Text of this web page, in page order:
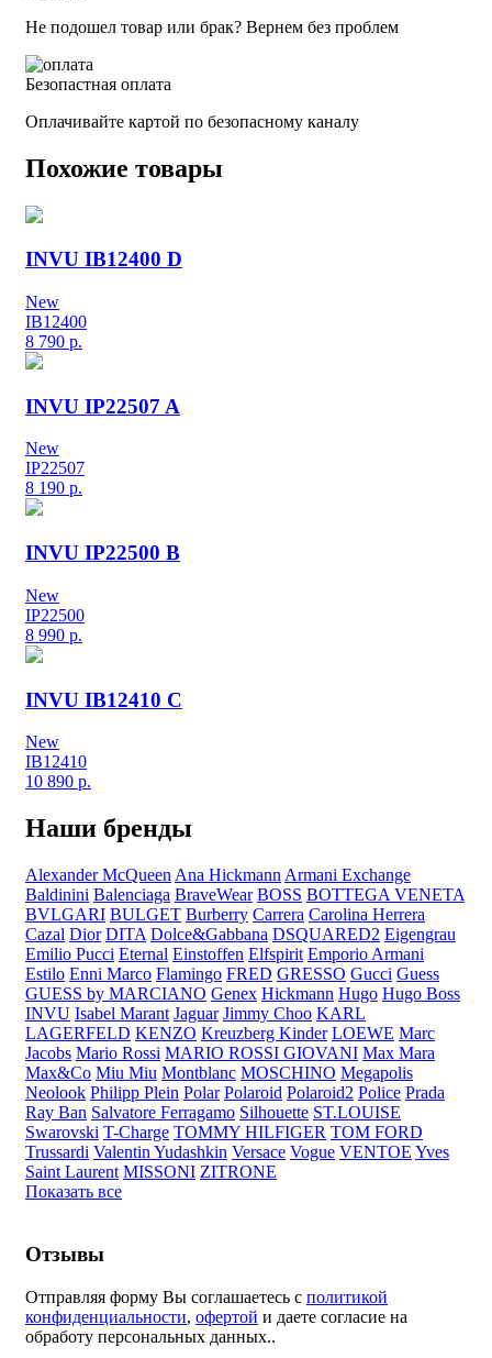
Не подошел товар или брак? Вернем без проблем
Безопастная оплата
Оплачивайте картой по безопасному каналу
Похожие товары
INVU IB12400 D
New
IB12400
8 790 р.
INVU IP22507 A
New
IP22507
8 190 р.
INVU IP22500 B
New
IP22500
8 990 р.
INVU IB12410 C
New
IB12410
10 890 р.
Наши бренды
Alexander McQueen Ana Hickmann Armani Exchange
Baldinini Balenciaga BraveWear BOSS BOTTEGA VENETA
BVLGARI BULGET Burberry Carrera Carolina Herrera
Cazal Dior DITA Dolce&Gabbana DSQUARED2 Eigengrau
Emilio Pucci Eternal Einstoffen Elfspirit Emporio Armani
Estilo Enni Marco Flamingo FRED GRESSO Gucci Guess
GUESS by MARCIANO Genex Hickmann Hugo Hugo Boss
INVU Isabel Marant Jaguar Jimmy Choo KARL
LAGERFELD KENZO Kreuzberg Kinder LOEWE Marc
Jacobs Mario Rossi MARIO ROSSI GIOVANI Max Mara
Max&Co Miu Miu Montblanc MOSCHINO Megapolis
Neolook Philipp Plein Polar Polaroid Polaroid2 Police Prada
Ray Ban Salvatore Ferragamo Silhouette ST.LOUISE
Swarovski T-Charge TOMMY HILFIGER TOM FORD
Trussardi Valentin Yudashkin Versace Vogue VENTOE Yves
Saint Laurent MISSONI ZITRONE
Показать все
Отзывы
Отправляя форму Вы соглашаетесь с политикой
конфиденциальности, офертой и даете согласие на
обработу персональных данных..